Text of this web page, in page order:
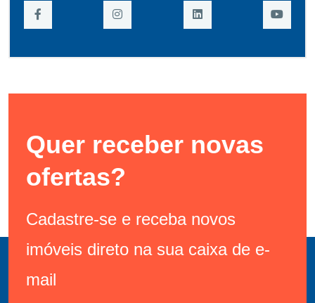
Quer receber novas
ofertas?
Cadastre-se e receba novos
imóveis direto na sua caixa de e-
mail